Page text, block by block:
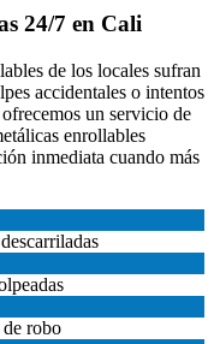
24/7 en Cali
de los locales sufran
accidentales o intentos
un servicio de
enrollables
inmediata cuando más
robo